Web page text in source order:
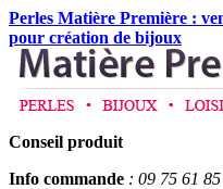
Perles Matière Première :
pour création de bijoux
Conseil produit
Info commande : 09 75 61